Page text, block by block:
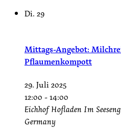
Di. 29
Mittags-Angebot:
Pflaumenkompott
29. Juli 2025
12:00 -14:00
Eichhof Hofladen Im
Germany